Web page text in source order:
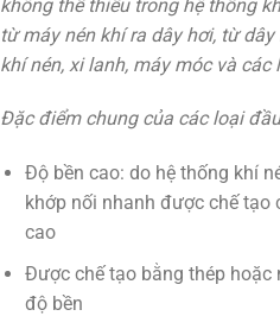
không thể thiếu trong hệ thống
từ máy nén khí ra dây hơi, từ
khí nén, xi lanh, máy móc và
Đặc điểm chung của các loại
Độ bền cao: do hệ thống khí
khớp nối nhanh được chế tạo
cao
Được chế tạo bằng thép
độ bền